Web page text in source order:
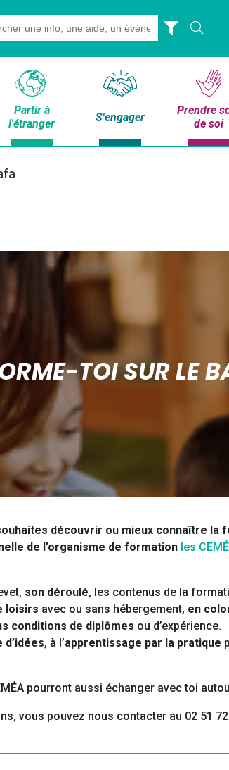
Partir à
l'étranger
S'engager
Prendre
de soi
TOI SUR LE
découvrir ou mieux connaître la
de l’organisme de formation les
son déroulé, les contenus de la
loisirs avec ou sans hébergement, en
conditions de diplômes ou d’expérience.
d’idées, à l’apprentissage par la pratique
pourront aussi échanger avec toi
vous pouvez nous contacter au 02 51